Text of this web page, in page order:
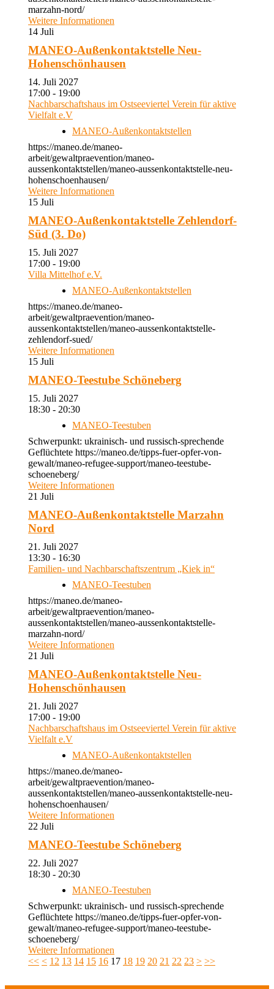
marzahn-nord/
Weitere Informationen
14 Juli
MANEO-Außenkontaktstelle Neu-
Hohenschönhausen
14. Juli 2027
17:00 - 19:00
Nachbarschaftshaus im Ostseeviertel Verein für aktive
Vielfalt e.V
MANEO-Außenkontaktstellen
https://maneo.de/maneo-
arbeit/gewaltpraevention/maneo-
aussenkontaktstellen/maneo-aussenkontaktstelle-neu-
hohenschoenhausen/
Weitere Informationen
15 Juli
MANEO-Außenkontaktstelle Zehlendorf-
Süd (3. Do)
15. Juli 2027
17:00 - 19:00
Villa Mittelhof e.V.
MANEO-Außenkontaktstellen
https://maneo.de/maneo-
arbeit/gewaltpraevention/maneo-
aussenkontaktstellen/maneo-aussenkontaktstelle-
zehlendorf-sued/
Weitere Informationen
15 Juli
MANEO-Teestube Schöneberg
15. Juli 2027
18:30 - 20:30
MANEO-Teestuben
Schwerpunkt: ukrainisch- und russisch-sprechende
Geflüchtete https://maneo.de/tipps-fuer-opfer-von-
gewalt/maneo-refugee-support/maneo-teestube-
schoeneberg/
Weitere Informationen
21 Juli
MANEO-Außenkontaktstelle Marzahn
Nord
21. Juli 2027
13:30 - 16:30
Familien- und Nachbarschaftszentrum „Kiek in“
MANEO-Teestuben
https://maneo.de/maneo-
arbeit/gewaltpraevention/maneo-
aussenkontaktstellen/maneo-aussenkontaktstelle-
marzahn-nord/
Weitere Informationen
21 Juli
MANEO-Außenkontaktstelle Neu-
Hohenschönhausen
21. Juli 2027
17:00 - 19:00
Nachbarschaftshaus im Ostseeviertel Verein für aktive
Vielfalt e.V
MANEO-Außenkontaktstellen
https://maneo.de/maneo-
arbeit/gewaltpraevention/maneo-
aussenkontaktstellen/maneo-aussenkontaktstelle-neu-
hohenschoenhausen/
Weitere Informationen
22 Juli
MANEO-Teestube Schöneberg
22. Juli 2027
18:30 - 20:30
MANEO-Teestuben
Schwerpunkt: ukrainisch- und russisch-sprechende
Geflüchtete https://maneo.de/tipps-fuer-opfer-von-
gewalt/maneo-refugee-support/maneo-teestube-
schoeneberg/
Weitere Informationen
<< < 12 13 14 15 16 17 18 19 20 21 22 23 > >>